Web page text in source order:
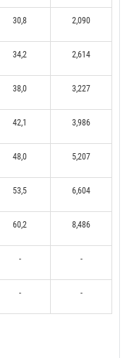
30,8 2,090
34,2 2,614
38,0 3,227
42,1 3,986
48,0 5,207
53,5 6,604
60,2 8,486
- -
- -